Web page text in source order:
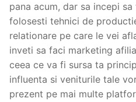
pana acum, dar sa incepi
folosesti tehnici de
relationare pe care le vei
inveti sa faci marketing
ceea ce va fi sursa ta
influenta si veniturile tale
prezent pe mai multe